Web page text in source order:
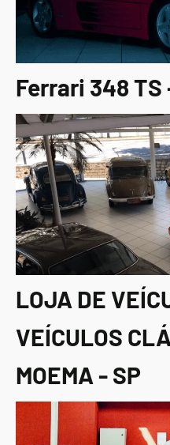
Ferrari 348 TS
LOJA DE
VEÍCULOS
MOEMA - SP